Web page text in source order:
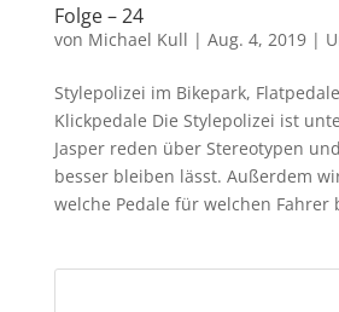
Folge – 24
von Michael Kull | Aug. 4, 2019|
Stylepolizei im Bikepark,
Klickpedale Die Stylepolizei ist
Jasper reden über Stereotypen
besser bleiben lässt. Außerdem
welche Pedale für welchen Fahrer